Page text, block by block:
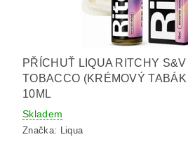
PŘÍCHUŤ LIQUA RITCHY
TOBACCO (KRÉMOVÝ
10ML
Skladem
Značka: Liqua